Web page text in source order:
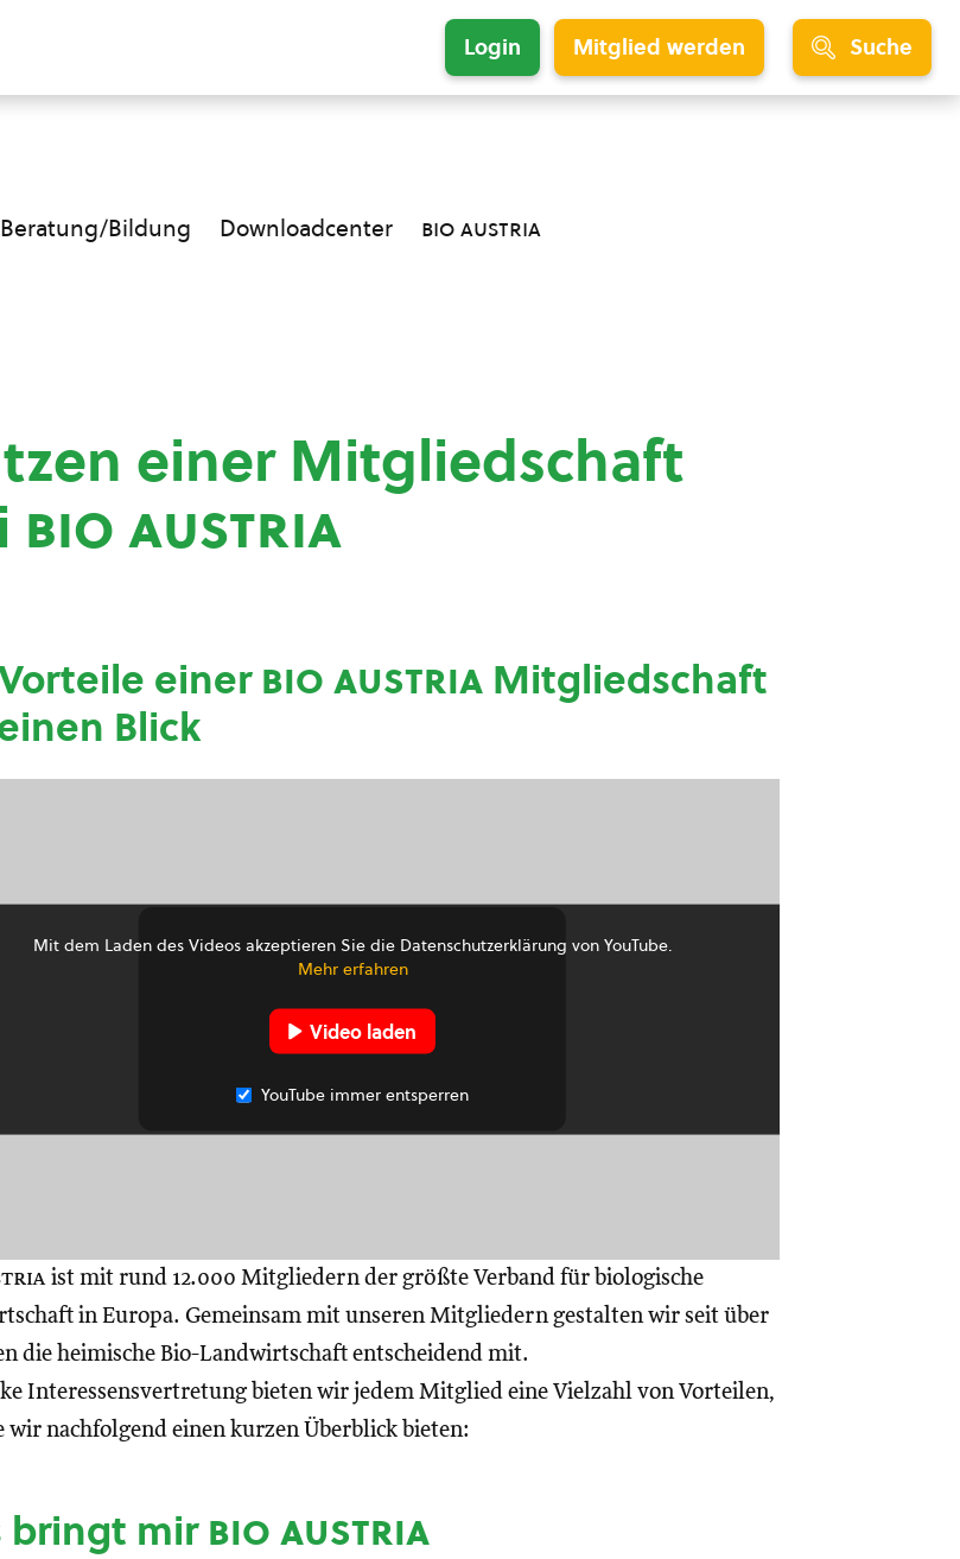
Login Mitglied werden Suche
Beratung/Bildung Downloadcenter bio austria
einer Mitgliedschaft
bio austria
einerbio austria Mitgliedschaft
Blick
Mit dem Laden des Videos akzeptieren Sie die Datenschutzerklärung von YouTube.
Mehr erfahren
Video laden
YouTube immer entsperren
ist mit rund 12.000 Mitgliedern der größte Verband für biologische
in Europa. Gemeinsam mit unseren Mitgliedern gestalten wir seit über
die heimische Bio-Landwirtschaft entscheidend mit.
Interessensvertretung bieten wir jedem Mitglied eine Vielzahl von Vorteilen,
wir nachfolgend einen kurzen Überblick bieten:
bringt mirbio austria